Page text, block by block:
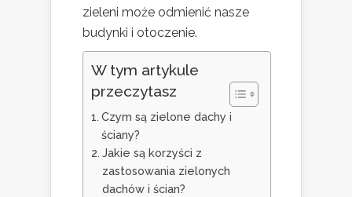
zieleni może odmienić nasze
budynki i otoczenie.
W tym artykule
przeczytasz
Czym są zielone dachy i
ściany?
Jakie są korzyści z
zastosowania zielonych
dachów i ścian?